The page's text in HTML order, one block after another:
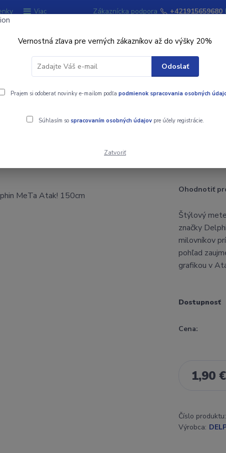
Viac Zákaznícka podpora +421915659680
Signalizátory záberu Kempingový
150cm
Ohodnotiť
Štýlový
značky
milovníkov
pohľad
grafikou v
Dostupnosť
Cena:
1,90 €
Číslo produktu:
Výrobca:
Vernostná zľava pre verných zákazníkov až do výšky 20%
Odoslať
Prajem si odoberať novinky e-mailom podľa podmienok spracovania osobných
Súhlasím so spracovaním osobných údajovpre účely registrácie.
Zatvoriť